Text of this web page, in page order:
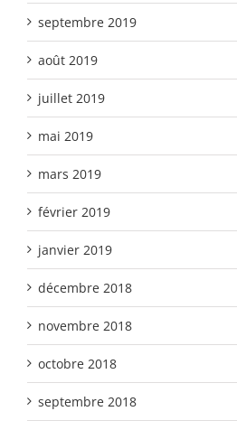
septembre 2019
août 2019
juillet 2019
mai 2019
mars 2019
février 2019
janvier 2019
décembre 2018
novembre 2018
octobre 2018
septembre 2018